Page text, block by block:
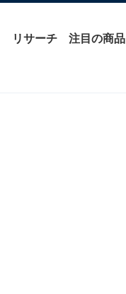
リサーチ 注目の商品